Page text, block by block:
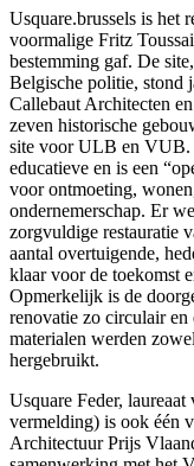
Usquare.brussels is het
voormalige Fritz
bestemming gaf. De
Belgische politie, stond
Callebaut Architecten
zeven historische
site voor ULB en VUB.
educatieve en is een
voor ontmoeting,
ondernemerschap. Er
zorgvuldige restauratie
aantal overtuigende,
klaar voor de toekomst
Opmerkelijk is de
renovatie zo circulair
materialen werden
hergebruikt.
Usquare Feder,
vermelding) is ook één
Architectuur Prijs